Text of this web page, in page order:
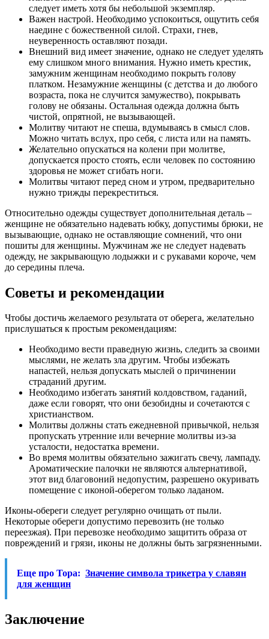
следует иметь хотя бы небольшой экземпляр.
Важен настрой. Необходимо успокоиться, ощутить себя
наедине с божественной силой. Страхи, гнев,
неуверенность оставляют позади.
Внешний вид имеет значение, однако не следует уделять
ему слишком много внимания. Нужно иметь крестик,
замужним женщинам необходимо покрыть голову
платком. Незамужние женщины (с детства и до любого
возраста, пока не случится замужество), покрывать
голову не обязаны. Остальная одежда должна быть
чистой, опрятной, не вызывающей.
Молитву читают не спеша, вдумываясь в смысл слов.
Можно читать вслух, про себя, с листа или на память.
Желательно опускаться на колени при молитве,
допускается просто стоять, если человек по состоянию
здоровья не может сгибать ноги.
Молитвы читают перед сном и утром, предварительно
нужно трижды перекреститься.
Относительно одежды существует дополнительная деталь –
женщине не обязательно надевать юбку, допустимы брюки, не
вызывающие, однако не оставляющие сомнений, что они
пошиты для женщины. Мужчинам же не следует надевать
одежду, не закрывающую лодыжки и с рукавами короче, чем
до середины плеча.
Советы и рекомендации
Чтобы достичь желаемого результата от оберега, желательно
прислушаться к простым рекомендациям:
Необходимо вести праведную жизнь, следить за своими
мыслями, не желать зла другим. Чтобы избежать
напастей, нельзя допускать мыслей о причинении
страданий другим.
Необходимо избегать занятий колдовством, гаданий,
даже если говорят, что они безобидны и сочетаются с
христианством.
Молитвы должны стать ежедневной привычкой, нельзя
пропускать утренние или вечерние молитвы из-за
усталости, недостатка времени.
Во время молитвы обязательно зажигать свечу, лампаду.
Ароматические палочки не являются альтернативой,
этот вид благовоний недопустим, разрешено окуривать
помещение с иконой-оберегом только ладаном.
Иконы-обереги следует регулярно очищать от пыли.
Некоторые обереги допустимо перевозить (не только
переезжая). При перевозке необходимо защитить образа от
повреждений и грязи, иконы не должны быть загрязненными.
Еще про Тора: Значение символа трикетра у славян
для женщин
Заключение